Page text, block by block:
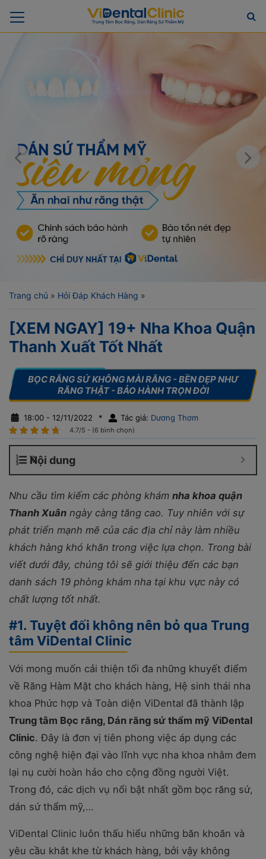
Trang chủ » Hỏi Đáp Khách Hàng »
[XEM NGAY] 19+ Nha Khoa Quận
Thanh Xuất Tốt Nhất
18:00 - 12/11/2022 * Tác giả: Dương Thơm
4.7/5 - (6 bình chọn)
Nội dung
Nhu cầu tìm kiếm các phòng khám nha khoa quận
Thanh Xuân ngày càng tăng cao. Tuy nhiên với sự
phát triển mạnh mẽ của các địa chỉ này làm nhiều
khách hàng khó khăn trong việc lựa chọn. Trong bài
viết dưới đây, chúng tôi sẽ giới thiệu đến các bạn
danh sách 19 phòng khám nha tại khu vực này có
chất lượng tốt nhất.
#1. Tuyệt đối không nên bỏ qua Trung
tâm ViDental Clinic
Với mong muốn cải thiện tối đa những khuyết điểm
về Răng Hàm Mặt cho khách hàng, Hệ sinh thái nha
khoa Phức hợp và Toàn diện ViDental đã thành lập
Trung tâm Bọc răng, Dán răng sứ thẩm mỹ ViDental
Clinic. Đây là đơn vị tiên phong việc áp dụng các
công nghệ hiện đại vào lĩnh vực nha khoa nhằm đem
lại nụ cười hoàn hảo cho cộng đồng người Việt.
Trong đó, các dịch vụ nổi bật nhất gồm bọc răng sứ,
dán sứ thẩm mỹ,…
ViDental Clinic luôn thấu hiểu những băn khoăn và
yêu cầu khắt khe từ khách hàng, bởi vậy không